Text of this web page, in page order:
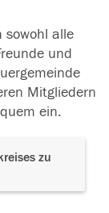
sowohl alle
und
Mitgliedern
ein.
zu